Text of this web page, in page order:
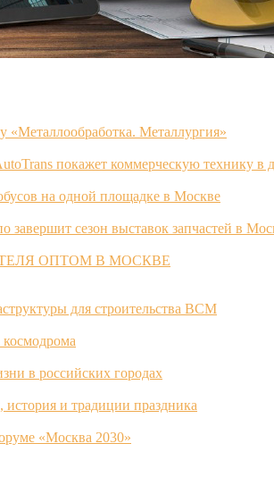
«Металлообработка. Металлургия»
покажет коммерческую технику в
на одной площадке в Москве
сезон выставок запчастей в
ОПТОМ В МОСКВЕ
для строительства ВСМ
в российских городах
история и традиции праздника
«Москва 2030»